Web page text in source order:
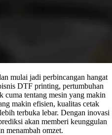
mulai jadi perbincangan hangat
DTF printing, pertumbuhan
tentang mesin yang makin
makin efisien, kualitas cetak
terbuka lebar. Dengan inovasi
akan memberi keunggulan
menambah omzet.